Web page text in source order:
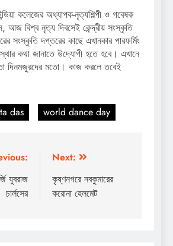
কলেজের অধ্যাপক-নৃত্যশিল্পী ও গবেষক
আজ বিশ্ব নৃত্য দিবসেই কেন্দ্রীয় সংস্কৃতি
সংস্কৃতি দপ্তরের কাছে এখানকার পারফর্মিং
কথা জানাতে উদ্যোগী হতে হবে। এখানে
দিনমজুরদের মতো। কাজ করলে তবেই
das world dance day
যুবরাজ
চার্লসের
Next:
কৃষ্ণনগরে নবকুমারের
করোনা হেলমেট